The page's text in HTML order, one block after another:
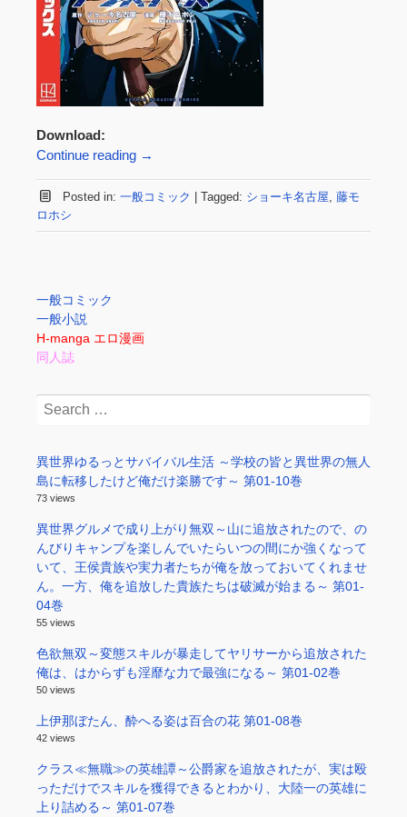
Download:
Continue reading →
Posted in: 一般コミック | Tagged: ショーキ名古屋 藤モ
ロホシ
一般コミック
一般小説
H-manga エロ漫画
同人誌
Search
異世界ゆるっとサバイバル生活 ～学校の皆と異世界の無人
島に転移したけど俺だけ楽勝です～ 第01-10巻
73 views
異世界グルメで成り上がり無双～山に追放されたので、の
んびりキャンプを楽しんでいたらいつの間にか強くなって
いて、王侯貴族や実力者たちが俺を放っておいてくれませ
ん。一方、俺を追放した貴族たちは破滅が始まる～ 第01-
04巻
55 views
色欲無双～変態スキルが暴走してヤリサーから追放された
俺は、はからずも淫靡な力で最強になる～ 第01-02巻
50 views
上伊那ぼたん、酔へる姿は百合の花 第01-08巻
42 views
クラス≪無職≫の英雄譚～公爵家を追放されたが、実は殴
っただけでスキルを獲得できるとわかり、大陸一の英雄に
上り詰める～ 第01-07巻